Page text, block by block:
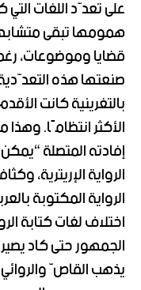
على تعدّد اللغات التي
همومها تبقى
قضايا وموضوعات،
صنعتها هذه
بالتغرينية كانت
الأكثر انتظامًا.
إفادته المتصلة
الرواية الإريترية،
الرواية المكتوبة
اختلاف لغات كتابة
الجمهور حتى كاد
يذهب القاصّ